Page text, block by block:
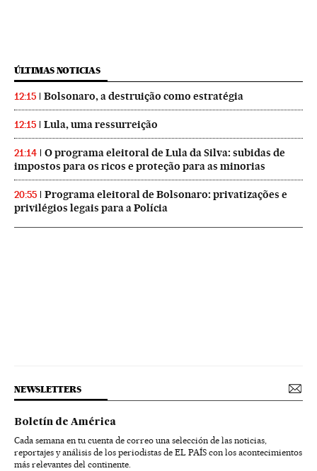
ÚLTIMAS NOTICIAS
12:15 Bolsonaro, a destruição como estratégia
12:15 Lula, uma ressurreição
21:14
O programa eleitoral de Lula da Silva: subidas de
impostos para os ricos e proteção para as minorias
20:55
Programa eleitoral de Bolsonaro: privatizações e
privilégios legais para a Polícia
NEWSLETTERS
Boletín de América
Cada semana en tu cuenta de correo una selección de las noticias,
reportajes y análisis de los periodistas de EL PAÍS con los acontecimientos
más relevantes del continente.